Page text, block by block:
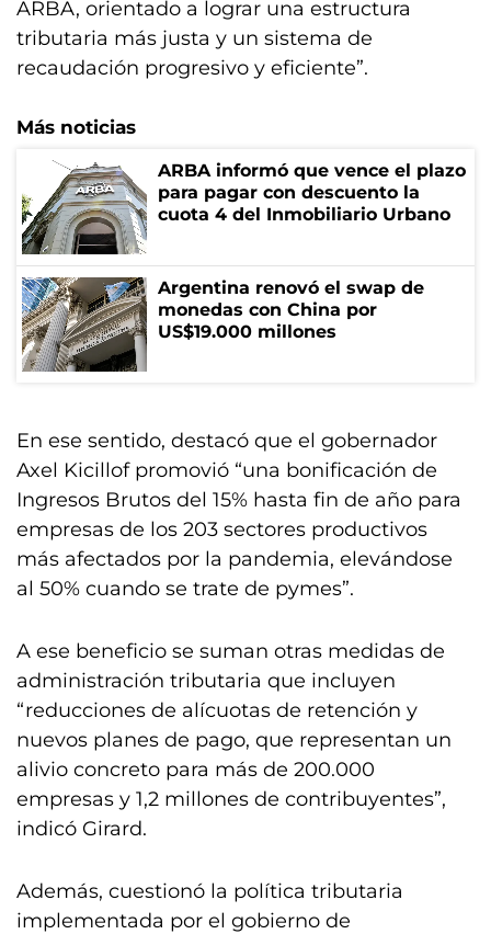
ARBA, orientado a lograr una estructura
tributaria más justa y un sistema de
recaudación progresivo y eficiente”.
Más noticias
ARBA informó que vence el plazo
para pagar con descuento la
cuota 4 del Inmobiliario Urbano
Argentina renovó el swap de
monedas con China por
US$19.000 millones
En ese sentido, destacó que el gobernador
Axel Kicillof promovió “una bonificación de
Ingresos Brutos del 15% hasta fin de año para
empresas de los 203 sectores productivos
más afectados por la pandemia, elevándose
al 50% cuando se trate de pymes”.
A ese beneficio se suman otras medidas de
administración tributaria que incluyen
“reducciones de alícuotas de retención y
nuevos planes de pago, que representan un
alivio concreto para más de 200.000
empresas y 1,2 millones de contribuyentes”,
indicó Girard.
Además, cuestionó la política tributaria
implementada por el gobierno de